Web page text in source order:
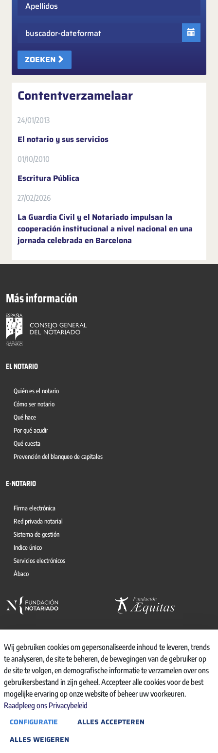
ZOEKEN
Contentverzamelaar
24/01/2013
El notario y sus servicios
01/10/2010
Escritura Pública
27/02/2026
La Guardia Civil y el Notariado impulsan la
cooperación institucional a nivel nacional en una
jornada celebrada en Barcelona
Más información
EL NOTARIO
Quién es el notario
Cómo ser notario
Qué hace
Por qué acudir
Qué cuesta
Prevención del blanqueo de capitales
E-NOTARIO
Firma electrónica
Red privada notarial
Sistema de gestión
Indice único
Servicios electrónicos
Ábaco
© 2026, CONSEJO GENERAL DEL NOTARIO
CANAL INTERNO DE INFORMACIÓN
REGISTRO DE ACTIVIDADES DE TRATAMIENTO
AVISO LEGAL
POLÍTICA DE COOKIES
ACCESIBILIDAD
Wij gebruiken cookies om gepersonaliseerde inhoud te leveren, trends
te analyseren, de site te beheren, de bewegingen van de gebruiker op
de site te volgen, en demografische informatie te verzamelen over ons
gebruikersbestand in zijn geheel. Accepteer alle cookies voor de best
mogelijke ervaring op onze website of beheer uw voorkeuren.
Raadpleeg ons Privacybeleid
CONFIGURATIE
ALLES ACCEPTEREN
ALLES WEIGEREN